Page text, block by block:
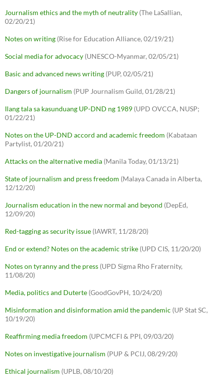
Journalism ethics and the myth of neutrality (The LaSallian,
02/20/21)
Notes on writing (Rise for Education Alliance, 02/19/21)
Social media for advocacy (UNESCO-Myanmar, 02/05/21)
Basic and advanced news writing (PUP, 02/05/21)
Dangers of journalism (PUP Journalism Guild, 01/28/21)
Ilang tala sa kasunduang UP-DND ng 1989 (UPD OVCCA, NUSP;
01/22/21)
Notes on the UP-DND accord and academic freedom (Kabataan
Partylist, 01/20/21)
Attacks on the alternative media (Manila Today, 01/13/21)
State of journalism and press freedom (Malaya Canada in Alberta,
12/12/20)
Journalism education in the new normal and beyond (DepEd,
12/09/20)
Red-tagging as security issue (IAWRT, 11/28/20)
End or extend? Notes on the academic strike (UPD CIS, 11/20/20)
Notes on tyranny and the press (UPD Sigma Rho Fraternity,
11/08/20)
Media, politics and Duterte (GoodGovPH, 10/24/20)
Misinformation and disinformation amid the pandemic (UP Stat SC,
10/19/20)
Reaffirming media freedom (UPCMCFI & PPI, 09/03/20)
Notes on investigative journalism (PUP & PCIJ, 08/29/20)
Ethical journalism (UPLB, 08/10/20)